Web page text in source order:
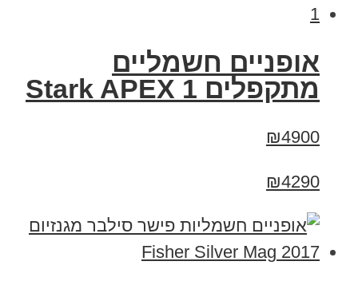
‏אופניים חשמליים
‏מתקפלים Stark APEX 1
₪4900
₪4290